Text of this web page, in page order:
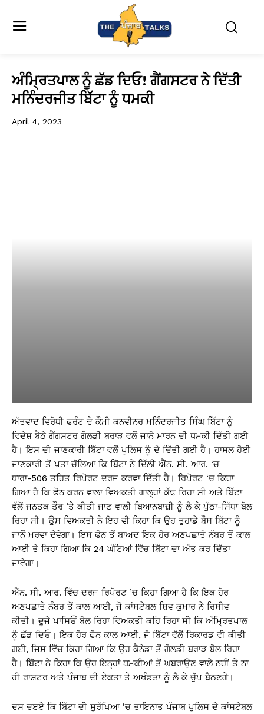
ਅੰਮ੍ਰਿਤਪਾਲ ਨੂੰ ਛੱਡ ਦਿਓ! ਗੈਂਗਸਟਰ ਨੇ ਦਿੱਤੀ
ਮਨਿੰਦਰਜੀਤ ਬਿੱਟਾ ਨੂੰ ਧਮਕੀ
April 4, 2023
ਅੱਤਵਾਦ ਵਿਰੋਧੀ ਫਰੰਟ ਦੇ ਕੌਮੀ ਕਨਵੀਨਰ ਮਨਿੰਦਰਜੀਤ ਸਿੰਘ ਬਿੱਟਾ ਨੂੰ
ਵਿਦੇਸ਼ ਬੈਠੇ ਗੈਂਗਸਟਰ ਗੋਲਡੀ ਬਰਾੜ ਵਲੋਂ ਜਾਨੋ ਮਾਰਨ ਦੀ ਧਮਕੀ ਦਿੱਤੀ ਗਈ
ਹੈ। ਇਸ ਦੀ ਜਾਣਕਾਰੀ ਬਿੱਟਾ ਵਲੋਂ ਪੁਲਿਸ ਨੂੰ ਦੇ ਦਿੱਤੀ ਗਈ ਹੈ। ਹਾਸਲ ਹੋਈ
ਜਾਣਕਾਰੀ ਤੋਂ ਪਤਾ ਚੱਲਿਆ ਕਿ ਬਿੱਟਾ ਨੇ ਦਿੱਲੀ ਐੱਨ. ਸੀ. ਆਰ. ‘ਚ
ਧਾਰਾ-506 ਤਹਿਤ ਰਿਪੋਰਟ ਦਰਜ ਕਰਵਾ ਦਿੱਤੀ ਹੈ। ਰਿਪੋਰਟ ‘ਚ ਕਿਹਾ
ਗਿਆ ਹੈ ਕਿ ਫੋਨ ਕਰਨ ਵਾਲਾ ਵਿਅਕਤੀ ਗਾਲ੍ਹਾਂ ਕੱਢ ਰਿਹਾ ਸੀ ਅਤੇ ਬਿੱਟਾ
ਵੱਲੋਂ ਜਨਤਕ ਤੌਰ ’ਤੇ ਕੀਤੀ ਜਾਣ ਵਾਲੀ ਬਿਆਨਬਾਜ਼ੀ ਨੂੰ ਲੈ ਕੇ ਪੁੱਠਾ-ਸਿੱਧਾ ਬੋਲ
ਰਿਹਾ ਸੀ। ਉਸ ਵਿਅਕਤੀ ਨੇ ਇਹ ਵੀ ਕਿਹਾ ਕਿ ਉਹ ਤੁਹਾਡੇ ਬੌਸ ਬਿੱਟਾ ਨੂੰ
ਜਾਨੋਂ ਮਰਵਾ ਦੇਵੇਗਾ। ਇਸ ਫੋਨ ਤੋਂ ਬਾਅਦ ਇਕ ਹੋਰ ਅਣਪਛਾਤੇ ਨੰਬਰ ਤੋਂ ਕਾਲ
ਆਈ ਤੇ ਕਿਹਾ ਗਿਆ ਕਿ 24 ਘੰਟਿਆਂ ਵਿੱਚ ਬਿੱਟਾ ਦਾ ਅੰਤ ਕਰ ਦਿੱਤਾ
ਜਾਵੇਗਾ।
ਐੱਨ. ਸੀ. ਆਰ. ਵਿੱਚ ਦਰਜ ਰਿਪੋਰਟ ’ਚ ਕਿਹਾ ਗਿਆ ਹੈ ਕਿ ਇਕ ਹੋਰ
ਅਣਪਛਾਤੇ ਨੰਬਰ ਤੋਂ ਕਾਲ ਆਈ, ਜੋ ਕਾਂਸਟੇਬਲ ਸ਼ਿਵ ਕੁਮਾਰ ਨੇ ਰਿਸੀਵ
ਕੀਤੀ। ਦੂਜੇ ਪਾਸਿਓਂ ਬੋਲ ਰਿਹਾ ਵਿਅਕਤੀ ਕਹਿ ਰਿਹਾ ਸੀ ਕਿ ਅੰਮ੍ਰਿਤਪਾਲ
ਨੂੰ ਛੱਡ ਦਿਓ। ਇਕ ਹੋਰ ਫੋਨ ਕਾਲ ਆਈ, ਜੋ ਬਿੱਟਾ ਵੱਲੋਂ ਰਿਕਾਰਡ ਵੀ ਕੀਤੀ
ਗਈ, ਜਿਸ ਵਿੱਚ ਕਿਹਾ ਗਿਆ ਕਿ ਉਹ ਕੈਨੇਡਾ ਤੋਂ ਗੋਲਡੀ ਬਰਾੜ ਬੋਲ ਰਿਹਾ
ਹੈ। ਬਿੱਟਾ ਨੇ ਕਿਹਾ ਕਿ ਉਹ ਇਨ੍ਹਾਂ ਧਮਕੀਆਂ ਤੋਂ ਘਬਰਾਉਣ ਵਾਲੇ ਨਹੀਂ ਤੇ ਨਾ
ਹੀ ਰਾਸ਼ਟਰ ਅਤੇ ਪੰਜਾਬ ਦੀ ਏਕਤਾ ਤੇ ਅਖੰਡਤਾ ਨੂੰ ਲੈ ਕੇ ਚੁੱਪ ਬੈਠਣਗੇ।
ਦਸ ਦੲਏ ਕਿ ਬਿੱਟਾ ਦੀ ਸੁਰੱਖਿਆ ’ਚ ਤਾਇਨਾਤ ਪੰਜਾਬ ਪੁਲਿਸ ਦੇ ਕਾਂਸਟੇਬਲ